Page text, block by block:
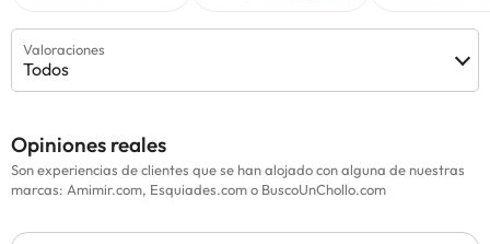
Valoraciones
Todos
Opiniones reales
Son experiencias de clientes que se han alojado con alguna de nuestras
marcas: Amimir.com, Esquiades.com o BuscoUnChollo.com